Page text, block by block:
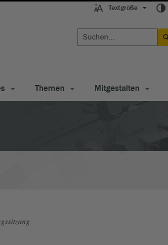
Textgröße
Themen Mitgestalten